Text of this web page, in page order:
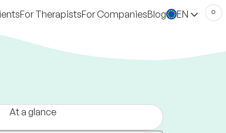
For TherapistsFor CompaniesBlog EN
At a glance